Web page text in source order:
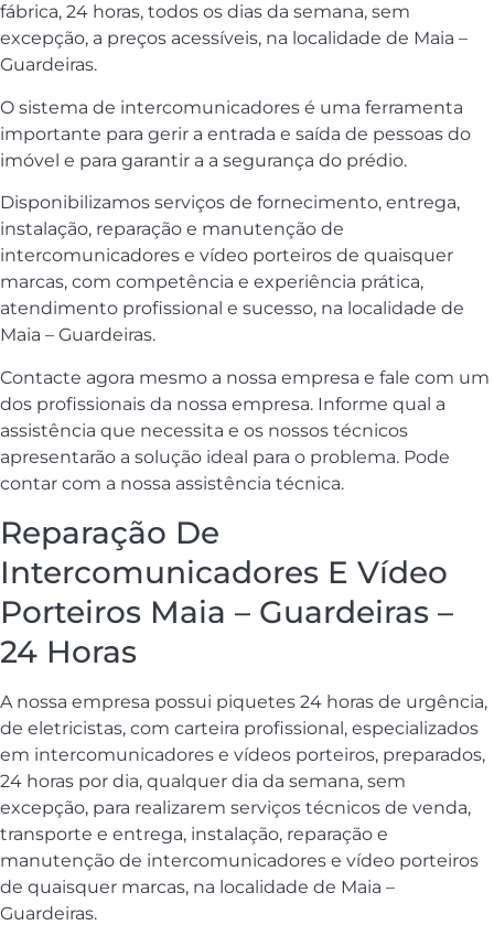
fábrica, 24 horas, todos os dias da semana, sem
excepção, a preços acessíveis, na localidade de Maia –
Guardeiras.
O sistema de intercomunicadores é uma ferramenta
importante para gerir a entrada e saída de pessoas do
imóvel e para garantir a a segurança do prédio.
Disponibilizamos serviços de fornecimento, entrega,
instalação, reparação e manutenção de
intercomunicadores e vídeo porteiros de quaisquer
marcas, com competência e experiência prática,
atendimento profissional e sucesso, na localidade de
Maia – Guardeiras.
Contacte agora mesmo a nossa empresa e fale com um
dos profissionais da nossa empresa. Informe qual a
assistência que necessita e os nossos técnicos
apresentarão a solução ideal para o problema. Pode
contar com a nossa assistência técnica.
Reparação De
Intercomunicadores E Vídeo
Porteiros Maia – Guardeiras –
24 Horas
A nossa empresa possui piquetes 24 horas de urgência,
de eletricistas, com carteira profissional, especializados
em intercomunicadores e vídeos porteiros, preparados,
24 horas por dia, qualquer dia da semana, sem
excepção, para realizarem serviços técnicos de venda,
transporte e entrega, instalação, reparação e
manutenção de intercomunicadores e vídeo porteiros
de quaisquer marcas, na localidade de Maia –
Guardeiras.